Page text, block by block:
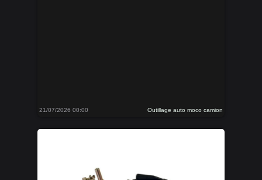
21/07/2026 00:00 Outillage auto moco camion